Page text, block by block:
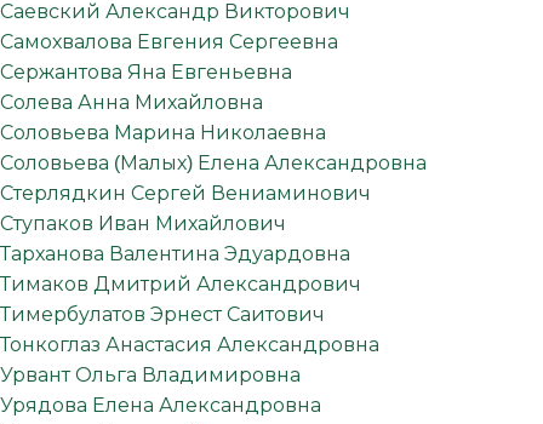
Саевский Александр Викторович
Самохвалова Евгения Сергеевна
Сержантова Яна Евгеньевна
Солева Анна Михайловна
Соловьева Марина Николаевна
Соловьева (Малых) Елена Александровна
Стерлядкин Сергей Вениаминович
Ступаков Иван Михайлович
Тарханова Валентина Эдуардовна
Тимаков Дмитрий Александрович
Тимербулатов Эрнест Саитович
Тонкоглаз Анастасия Александровна
Урвант Ольга Владимировна
Урядова Елена Александровна